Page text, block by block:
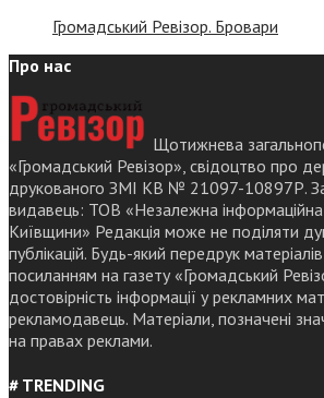
Громадський Ревізор. Бровари
Про нас
Щотижнева
«Громадський Ревізор», свідоцтво про
друкованого ЗМІ КВ № 21097-10897Р.
видавець: ТОВ «Незалежна інформаційна
Київщини» Редакція може не поділяти
публікацій. Будь-який передрук
посиланням на газету «Громадський
достовірність інформації у рекламних
рекламодавець. Матеріали, позначені
на правах реклами.
# TRENDING